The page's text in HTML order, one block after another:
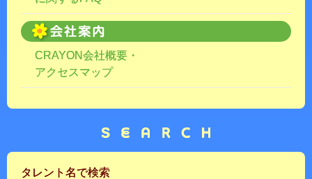
CRAYON会社概要・
アクセスマップ
タレント名で検索